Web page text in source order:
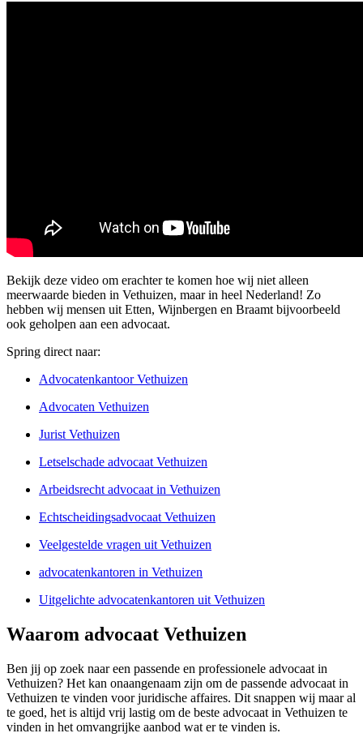
Bekijk deze video om erachter te komen hoe wij niet alleen
meerwaarde bieden in Vethuizen, maar in heel Nederland! Zo
hebben wij mensen uit Etten, Wijnbergen en Braamt bijvoorbeeld
ook geholpen aan een advocaat.
Spring direct naar:
Advocatenkantoor Vethuizen
Advocaten Vethuizen
Jurist Vethuizen
Letselschade advocaat Vethuizen
Arbeidsrecht advocaat in Vethuizen
Echtscheidingsadvocaat Vethuizen
Veelgestelde vragen uit Vethuizen
advocatenkantoren in Vethuizen
Uitgelichte advocatenkantoren uit Vethuizen
Waarom advocaat Vethuizen
Ben jij op zoek naar een passende en professionele advocaat in
Vethuizen? Het kan onaangenaam zijn om de passende advocaat in
Vethuizen te vinden voor juridische affaires. Dit snappen wij maar al
te goed, het is altijd vrij lastig om de beste advocaat in Vethuizen te
vinden in het omvangrijke aanbod wat er te vinden is.